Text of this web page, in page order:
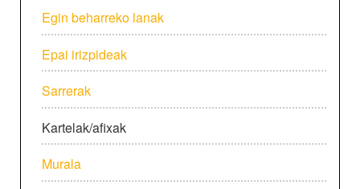
Egin beharreko lanak
Epai irizpideak
Sarrerak
Kartelak/afixak
Murala